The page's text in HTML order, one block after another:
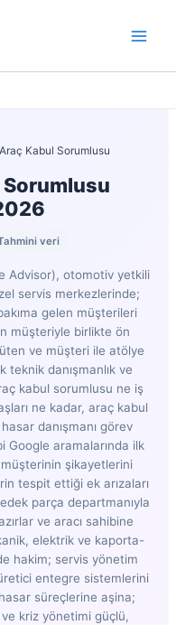
Kabul Sorumlusu
veri
Advisor), otomotiv yetkili
servis merkezlerinde;
gelen müşterileri
müşteriyle birlikte ön
ve müşteri ile atölye
teknik danışmanlık ve
kabul sorumlusu ne iş
ne kadar, araç kabul
danışmanı görev
Google aramalarında ilk
şikayetlerini
tespit ettiği ek arızaları
parça departmanıyla
ve aracı sahibine
elektrik ve kaporta-
hakim; servis yönetim
üretici entegre sistemlerini
süreçlerine aşina;
kriz yönetimi güçlü,